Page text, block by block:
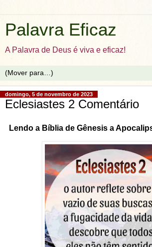
Palavra Eficaz
A Palavra de Deus é viva e eficaz!
domingo, 5 de novembro de 2023
Eclesiastes 2 Comentário
Lendo a Bíblia de Gênesis a